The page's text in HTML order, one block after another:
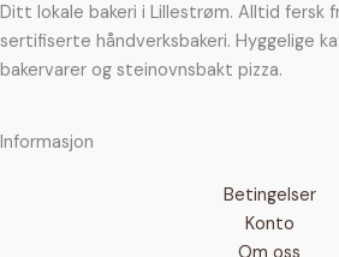
Ditt lokale bakeri i Lillestrøm. Alltid fersk
sertifiserte håndverksbakeri. Hyggelige
bakervarer og steinovnsbakt pizza.
Informasjon
Betingelser
Konto